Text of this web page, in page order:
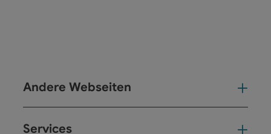
Andere Webseiten
Services